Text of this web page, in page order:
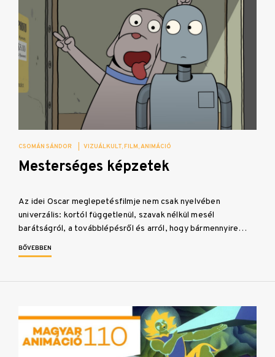
CSOMÁN SÁNDOR VIZUÁLKULT FILM ANIMÁCIÓ
Mesterséges képzetek
Az idei Oscar meglepetésfilmje nem csak nyelvében
univerzális: kortól függetlenül, szavak nélkül mesél
barátságról, a továbblépésről és arról, hogy bármennyire…
BŐVEBBEN